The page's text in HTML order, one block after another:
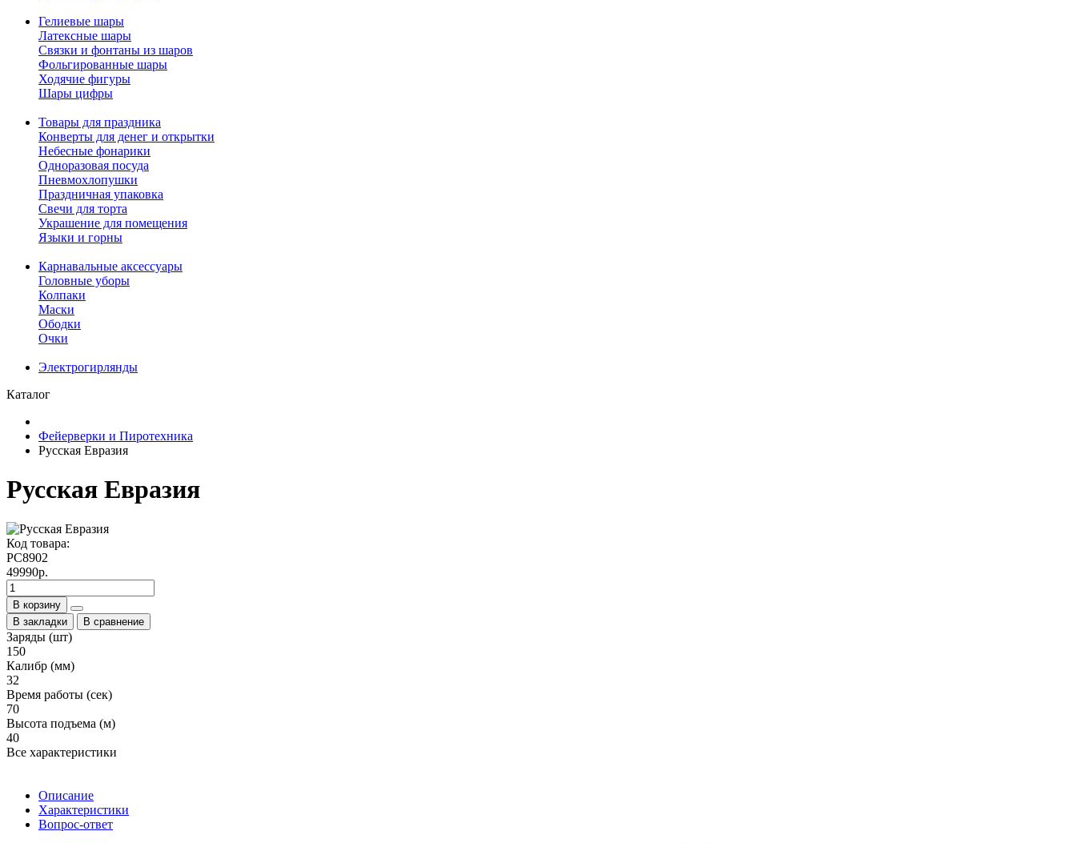
Гелиевые шары
Латексные шары
Связки и фонтаны из шаров
Фольгированные шары
Ходячие фигуры
Шары цифры
Товары для праздника
Конверты для денег и открытки
Небесные фонарики
Одноразовая посуда
Пневмохлопушки
Праздничная упаковка
Свечи для торта
Украшение для помещения
Языки и горны
Карнавальные аксессуары
Головные уборы
Колпаки
Маски
Ободки
Очки
Электрогирлянды
Каталог
Фейерверки и Пиротехника
Русская Евразия
Русская Евразия
Код товара:
РС8902
49990р.
В корзину
В закладки
В сравнение
Заряды (шт)
150
Калибр (мм)
32
Время работы (сек)
70
Высота подъема (м)
40
Все характеристики
Описание
Характеристики
Вопрос-ответ